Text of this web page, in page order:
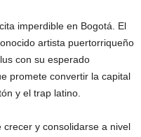
imperdible en Bogotá. El
artista puertorriqueño
con su esperado
promete convertir la capital
y el trap latino.
y consolidarse a nivel